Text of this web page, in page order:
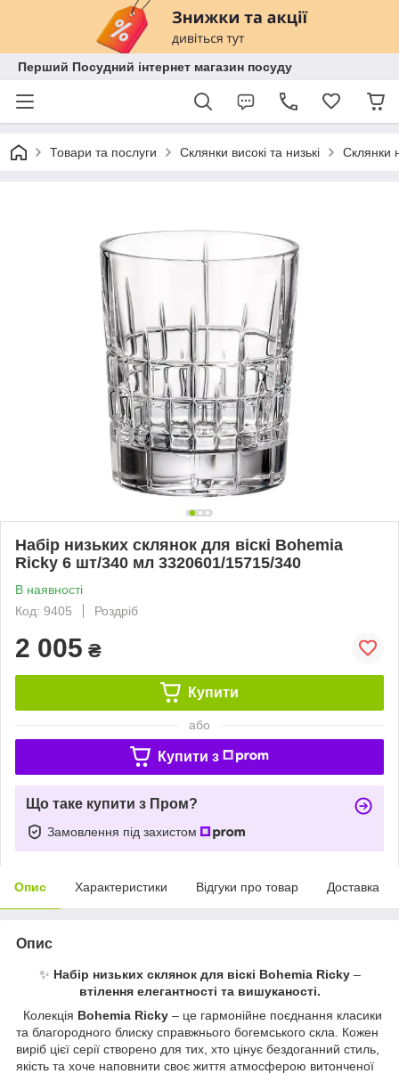
Перший Посудний інтернет магазин посуду
Товари та послуги Склянки високі та низькі Склянки
Набір низьких склянок для віскі Bohemia
Ricky 6 шт/340 мл 3320601/15715/340
В наявності
Код: 9405
Роздріб
2 005 ₴
Купити
або
Купити з
Що таке купити з Пром?
Замовлення під захистом
Опис Характеристики Відгуки про товар Доставка
Опис
✨ Набір низьких склянок для віскі Bohemia Ricky –
втілення елегантності та вишуканості.
Колекція Bohemia Ricky – це гармонійне поєднання класики
та благородного блиску справжнього богемського скла. Кожен
виріб цієї серії створено для тих, хто цінує бездоганний стиль,
якість та хоче наповнити своє життя атмосферою витонченої